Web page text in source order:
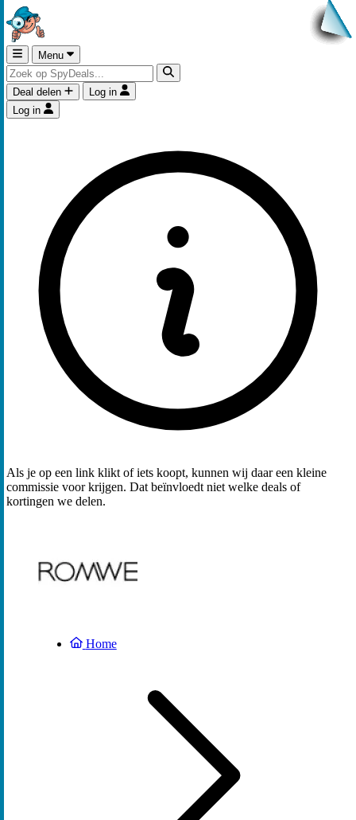
Menu
Deal delen
Log in
Log in
Als je op een link klikt of iets koopt, kunnen wij daar een kleine
commissie voor krijgen. Dat beïnvloedt niet welke deals of
kortingen we delen.
Home